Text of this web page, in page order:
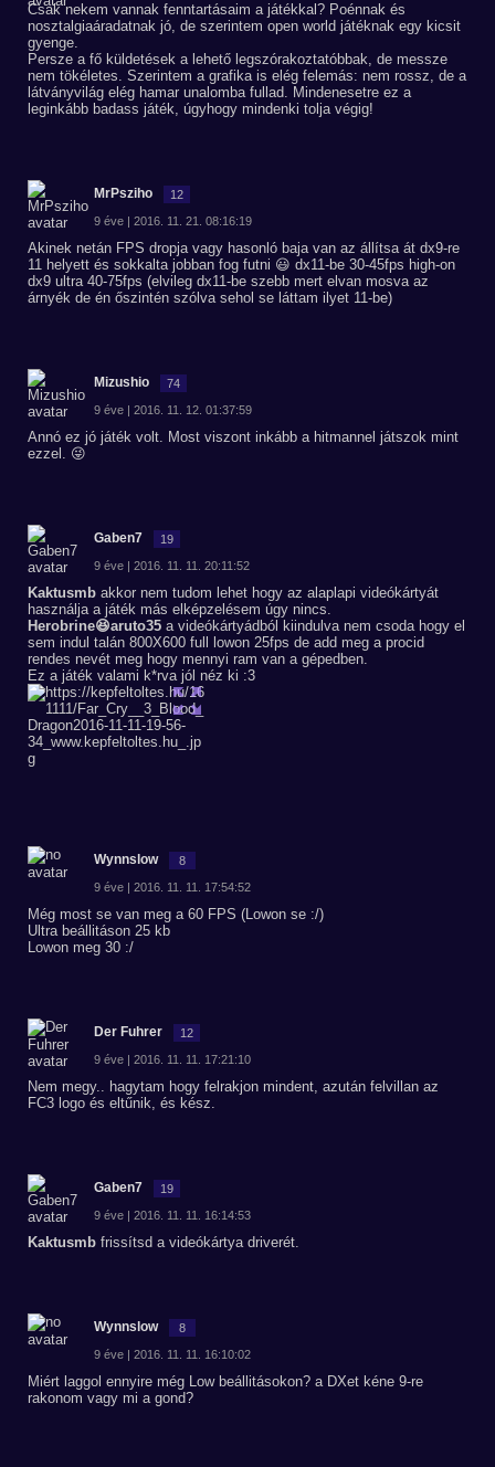
Csak nekem vannak fenntartásaim a játékkal? Poénnak és
nosztalgiaáradatnak jó, de szerintem open world játéknak egy kicsit
gyenge.
Persze a fő küldetések a lehető legszórakoztatóbbak, de messze
nem tökéletes. Szerintem a grafika is elég felemás: nem rossz, de a
látványvilág elég hamar unalomba fullad. Mindenesetre ez a
leginkább badass játék, úgyhogy mindenki tolja végig!
MrPsziho 12
9 éve | 2016. 11. 21. 08:16:19
Akinek netán FPS dropja vagy hasonló baja van az állítsa át dx9-re
11 helyett és sokkalta jobban fog futni 😃 dx11-be 30-45fps high-on
dx9 ultra 40-75fps (elvileg dx11-be szebb mert elvan mosva az
árnyék de én őszintén szólva sehol se láttam ilyet 11-be)
Mizushio 74
9 éve | 2016. 11. 12. 01:37:59
Annó ez jó játék volt. Most viszont inkább a hitmannel játszok mint
ezzel. 😜
Gaben7 19
9 éve | 2016. 11. 11. 20:11:52
Kaktusmb akkor nem tudom lehet hogy az alaplapi videókártyát
használja a játék más elképzelésem úgy nincs.
Herobrine😆aruto35 a videókártyádból kiindulva nem csoda hogy el
sem indul talán 800X600 full lowon 25fps de add meg a procid
rendes nevét meg hogy mennyi ram van a gépedben.
Ez a játék valami k*rva jól néz ki :3
Wynnslow 8
9 éve | 2016. 11. 11. 17:54:52
Még most se van meg a 60 FPS (Lowon se :/)
Ultra beállitáson 25 kb
Lowon meg 30 :/
Der Fuhrer 12
9 éve | 2016. 11. 11. 17:21:10
Nem megy.. hagytam hogy felrakjon mindent, azután felvillan az
FC3 logo és eltűnik, és kész.
Gaben7 19
9 éve | 2016. 11. 11. 16:14:53
Kaktusmb frissítsd a videókártya driverét.
Wynnslow 8
9 éve | 2016. 11. 11. 16:10:02
Miért laggol ennyire még Low beállitásokon? a DXet kéne 9-re
rakonom vagy mi a gond?